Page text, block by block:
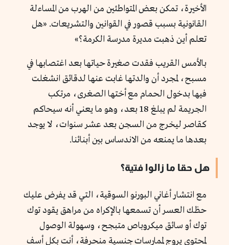
الأخيرة، تمكن بعض المتواطئين من الهرب من المساءلة
القانونية بسبب قصور في القوانين والتشريعات. «هل
تعلم أين ذهبت مديرة مدرسة الكرمة؟»
بالأمس القريب فقدت صغيرة حياتها بعد اغتصابها في
مسبح، لمجرد أن والدتها غابت عنها لدقائق انشغلت
فيها بدخول الحمام مع أختها الصغرى، مرتكب
الجريمة لم يبلغ 18 بعد، وهو ما يعني أنه سيحاكم
كقاصر ليخرج من السجن بعد عشر سنوات، لا يوجد
بعدها ما يمنعه من الاندساس بين أبنائنا.
هل حقا ما زالوا فتية؟
مع انتشار أغاني البورنو السوقية، التي قد يفرض عليك
حظك العسر أن تسمعها بالإكراه من مراهق يقود توك
توك أو سائق ميكروباص متبجح، وسهولة الوصول
لمحتوى يروج لممارسات جنسية منحرفة، أنت بكل أسف